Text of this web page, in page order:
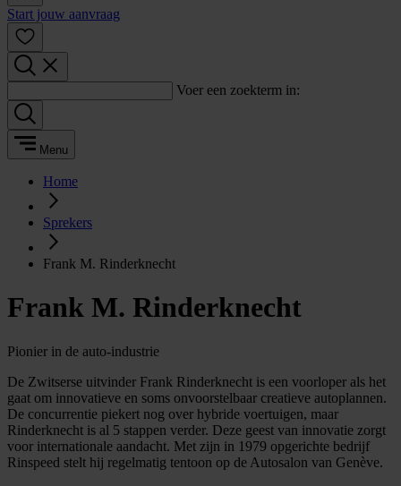
Start jouw aanvraag
Voer een zoekterm in:
Menu
Home
Sprekers
Frank M. Rinderknecht
Frank M. Rinderknecht
Pionier in de auto-industrie
De Zwitserse uitvinder Frank Rinderknecht is een voorloper als het
gaat om innovatieve en soms onvoorstelbaar creatieve autoplannen.
De concurrentie piekert nog over hybride voertuigen, maar
Rinderknecht is al 5 stappen verder. Deze geest van innovatie zorgt
voor internationale aandacht. Met zijn in 1979 opgerichte bedrijf
Rinspeed stelt hij regelmatig tentoon op de Autosalon van Genève.